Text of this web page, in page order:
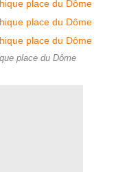
place du Dôme